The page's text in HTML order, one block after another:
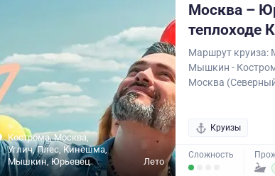
Кострома, Москва,
Углич, Плес, Кинешма,
Мышкин, Юрьевец
Лето
Москва –
теплоходе
Маршрут круиза:
Мышкин -
Москва
Круизы
Сложность